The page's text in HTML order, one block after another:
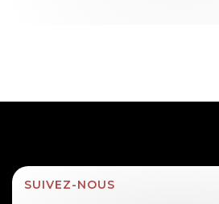
SUIVEZ-NOUS